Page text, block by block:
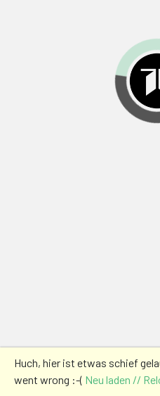
Huch, hier ist etwas schief
went wrong :-( Neu laden //